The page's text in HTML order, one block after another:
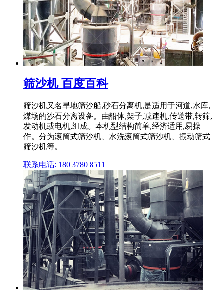
筛沙机 百度百科
筛沙机又名旱地筛沙船,砂石分离机,是适用于河道,水库,
煤场的沙石分离设备。由船体,架子,减速机,传送带,转筛,
发动机或电机,组成。本机型结构简单,经济适用,易操
作。分为滚筒式筛沙机、水洗滚筒式筛沙机、振动筛式
筛沙机等。
联系电话: 180 3780 8511